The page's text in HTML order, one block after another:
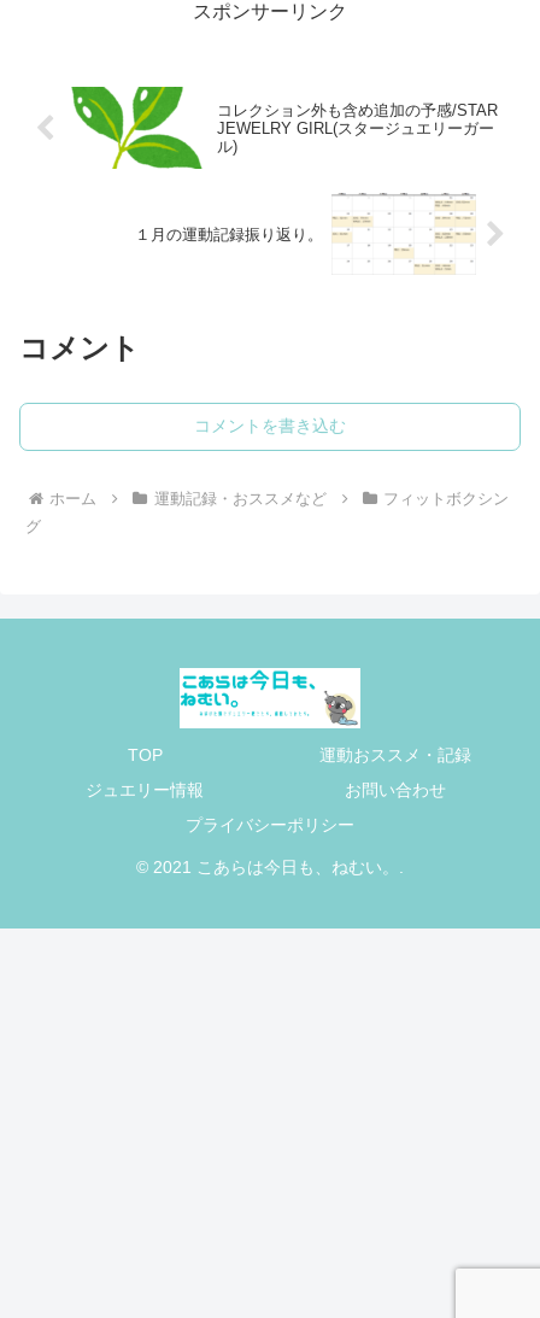
スポンサーリンク
コレクション外も含め追加の予感/STAR
JEWELRY GIRL(スタージュエリーガー
ル)
１月の運動記録振り返り。
コメント
コメントを書き込む
ホーム 運動記録・おススメなど
フィットボクシン
グ
TOP
運動おススメ・記録
ジュエリー情報
お問い合わせ
プライバシーポリシー
© 2021 こあらは今日も、ねむい。.